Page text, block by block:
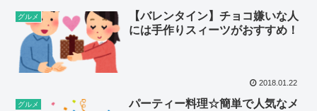
グルメ
【バレンタイン】チョコ嫌いな人
には手作りスィーツがおすすめ！
2018.01.22
グルメ
パーティー料理☆簡単で人気なメ